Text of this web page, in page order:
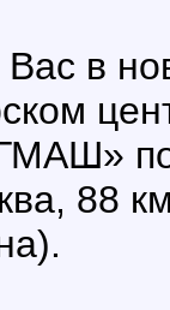
в
88